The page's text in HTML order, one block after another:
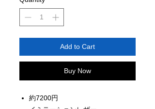
Add to Cart
Buy Now
約7200円